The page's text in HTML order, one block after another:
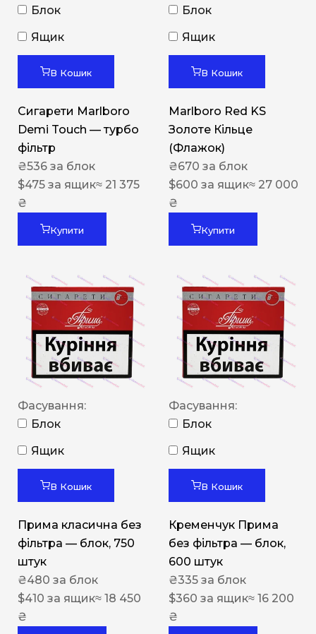
Блок
Ящик
В Кошик
Сигарети Marlboro
Demi Touch — турбо
фільтр
₴536 за блок
$475 за ящик≈ 21 375
₴
Купити
Блок
Ящик
В Кошик
Marlboro Red KS
Золоте Кільце
(Флажок)
₴670 за блок
$600 за ящик≈ 27 000
₴
Купити
Фасування:
Блок
Ящик
В Кошик
Прима класична без
фільтра — блок, 750
штук
₴480 за блок
$410 за ящик≈ 18 450
₴
Фасування:
Блок
Ящик
В Кошик
Кременчук Прима
без фільтра — блок,
600 штук
₴335 за блок
$360 за ящик≈ 16 200
₴